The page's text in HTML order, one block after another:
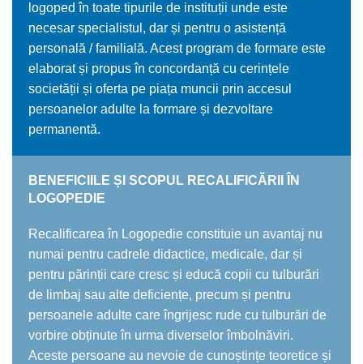
logoped în toate tipurile de instituții unde este
necesar specialistul, dar și pentru o asistență
personală / familială. Acest program de formare este
elaborat și propus în concordanță cu cerințele
societății și oferta pe piața muncii prin accesul
persoanelor adulte la formare și dezvoltare
permanentă.
BENEFICIILE ȘI SCOPUL RECALIFICĂRII ÎN
LOGOPEDIE
Recalificarea în Logopedie constituie un avantaj nu
numai pentru cadrele didactice, medicale, dar și
pentru părinții care cresc și educă copii cu tulburări
de limbaj sau alte deficiențe, precum și pentru
persoanele adulte care îngrijesc rude cu tulburări de
vorbire obținute în urma diverselor îmbolnăviri.
Aceste persoane au nevoie de cunoștințe teoretice și